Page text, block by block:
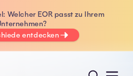
Welcher EOR passt zu Ihrem
entdecken